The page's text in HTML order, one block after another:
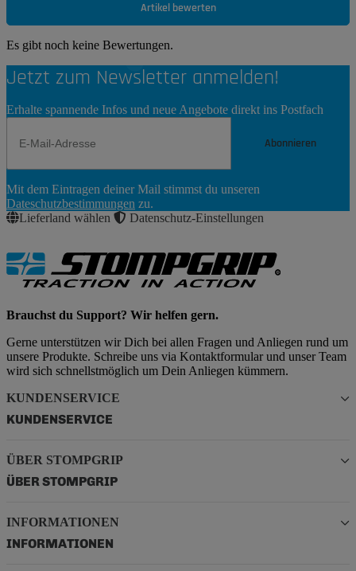
Artikel bewerten
Es gibt noch keine Bewertungen.
Jetzt zum Newsletter anmelden!
Erhalte spannende Infos und neue Angebote direkt ins Postfach
Abonnieren
Abonnieren
Mit dem Eintragen deiner Mail stimmst du unseren
Dateschutzbestimmungen zu.
Lieferland wählen
Datenschutz-Einstellungen
Brauchst du Support? Wir helfen gern.
Gerne unterstützen wir Dich bei allen Fragen und Anliegen rund um
unsere Produkte. Schreibe uns via Kontaktformular und unser Team
wird sich schnellstmöglich um Dein Anliegen kümmern.
KUNDENSERVICE
KUNDENSERVICE
ÜBER STOMPGRIP
ÜBER STOMPGRIP
INFORMATIONEN
INFORMATIONEN